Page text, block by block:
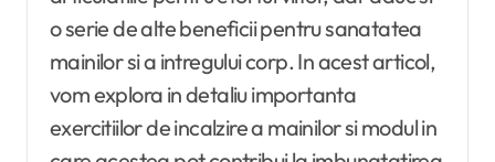
o serie de alte beneficii pentru sanatatea
mainilor si a intregului corp. In acest articol,
vom explora in detaliu importanta
exercitiilor de incalzire a mainilor si modul in